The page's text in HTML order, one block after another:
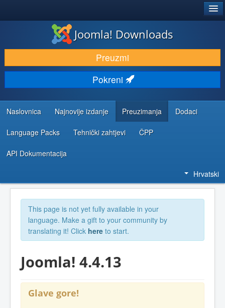
DOWNLOAD & EXTEND
DISCOVER & LEARN
COMMUNITY & SUPPORT
DEVELOPER RESOURCES
Joomla! Downloads
Preuzmi
Pokreni
Naslovnica Najnovije izdanje Preuzimanja Dodaci
Language Packs Tehnički zahtjevi ČPP
API Dokumentacija
Hrvatski
This page is not yet fully available in your
language. Make a gift to your community by
translating it! Click here to start.
Joomla! 4.4.13
Glave gore!